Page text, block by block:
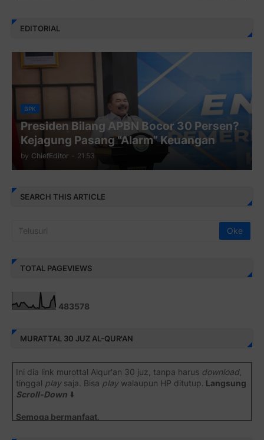
EDITORIAL
BPK
Presiden Bilang APBN Bocor 30 Persen?
Kejagung Pasang “Alarm” Keuangan
by ChiefEditor - 21.53
SEARCH THIS ARTICLE
TOTAL PAGEVIEWS
483578
MURATTAL 30 JUZ AL-QUR'AN
Ini dia link murottal Alqur'an 30 juz, tanpa harus download,
tinggal playsaja. Bisa playwalaupun HP ditutup. Langsung
Scroll-Down ⬇️
Semoga bermanfaat